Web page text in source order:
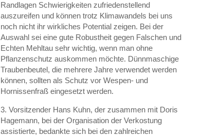
Randlagen Schwierigkeiten zufriedenstellend
auszureifen und können trotz Klimawandels bei uns
noch nicht ihr wirkliches Potential zeigen. Bei der
Auswahl sei eine gute Robustheit gegen Falschen und
Echten Mehltau sehr wichtig, wenn man ohne
Pflanzenschutz auskommen möchte. Dünnmaschige
Traubenbeutel, die mehrere Jahre verwendet werden
können, sollten als Schutz vor Wespen- und
Hornissenfraß eingesetzt werden.
3. Vorsitzender Hans Kuhn, der zusammen mit Doris
Hagemann, bei der Organisation der Verkostung
assistierte, bedankte sich bei den zahlreichen